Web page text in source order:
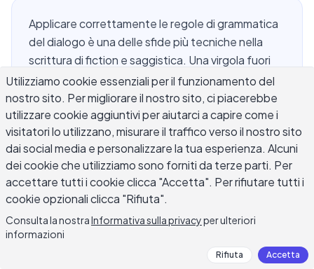
Applicare correttamente le regole di grammatica
del dialogo è una delle sfide più tecniche nella
scrittura di fiction e saggistica. Una virgola fuori
posto, una parola capitalizzata in modo errato
dopo un tag di dialogo, o una battuta d'azione
usata dove dovrebbe esserci un tag, può minare
silenziosamente una scena. Queste regole
governano come le parole pronunciate appaiono
sulla pagina: quale punteggiatura va dentro le
virgolette, quando usare una virgola rispetto a un
punto, come gestire il discorso interrotto e cosa
succede quando un personaggio cita qualcun
altro. La buona notizia è che la grammatica del
dialogo segue una serie coerente di modelli. Una
Utilizziamo cookie essenziali per il funzionamento del
nostro sito. Per migliorare il nostro sito, ci piacerebbe
utilizzare cookie aggiuntivi per aiutarci a capire come i
visitatori lo utilizzano, misurare il traffico verso il nostro sito
dai social media e personalizzare la tua esperienza. Alcuni
dei cookie che utilizziamo sono forniti da terze parti. Per
accettare tutti i cookie clicca "Accetta". Per rifiutare tutti i
cookie opzionali clicca "Rifiuta".
Consulta la nostraInformativa sulla privacyper ulteriori
informazioni
Rifiuta Accetta